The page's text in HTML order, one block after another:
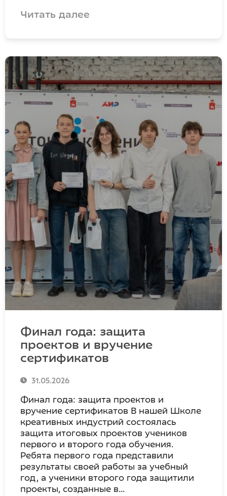
Читать далее
Финал года: защита
проектов и вручение
сертификатов
31.05.2026
Финал года: защита проектов и
вручение сертификатов В нашей Школе
креативных индустрий состоялась
защита итоговых проектов учеников
первого и второго года обучения.
Ребята первого года представили
результаты своей работы за учебный
год, а ученики второго года защитили
проекты, созданные в…